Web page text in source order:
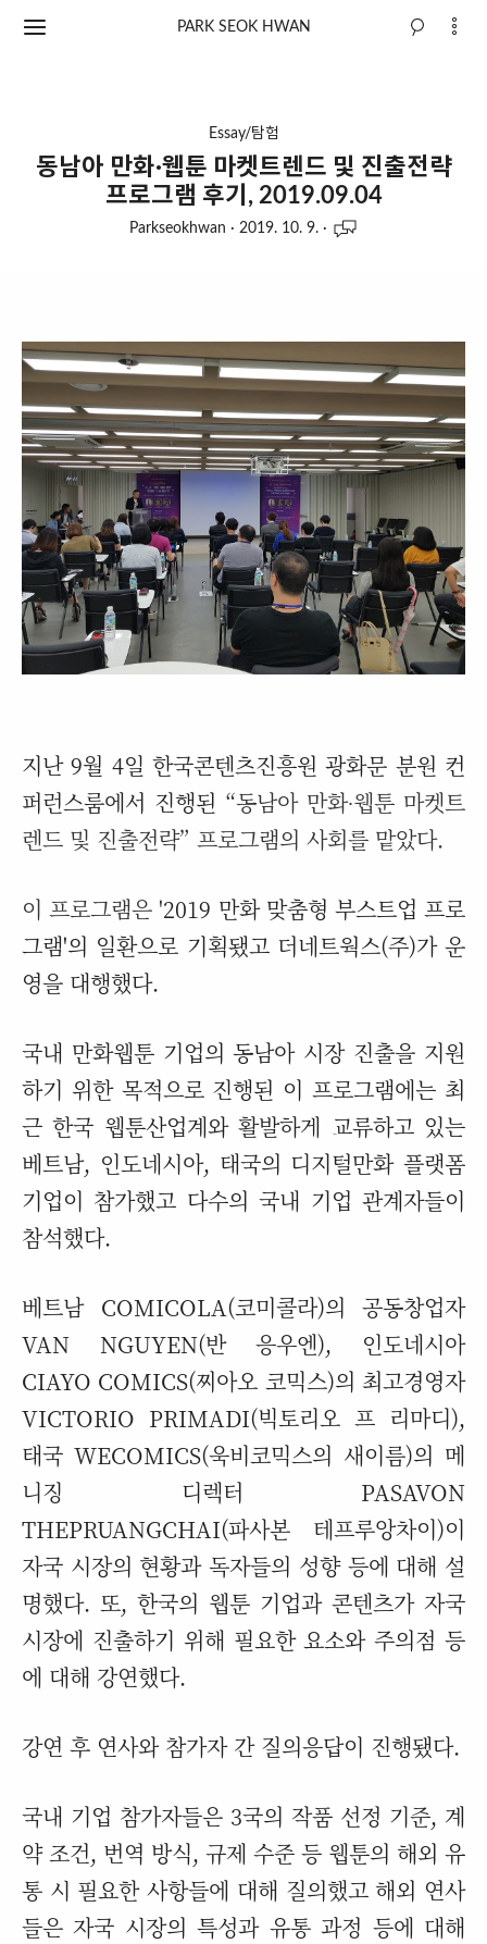
PARK SEOK HWAN
Essay/탐험
동남아 만화∙웹툰 마켓트렌드 및 진출전략
프로그램 후기, 2019.09.04
Parkseokhwan · 2019. 10. 9. ·
지난 9월 4일 한국콘텐츠진흥원 광화문 분원 컨
퍼런스룸에서 진행된 “동남아 만화∙웹툰 마켓트
렌드 및 진출전략” 프로그램의 사회를 맡았다.
이 프로그램은 '2019 만화 맞춤형 부스트업 프로
그램'의 일환으로 기획됐고 더네트웍스(주)가 운
영을 대행했다.
국내 만화웹툰 기업의 동남아 시장 진출을 지원
하기 위한 목적으로 진행된 이 프로그램에는 최
근 한국 웹툰산업계와 활발하게 교류하고 있는
베트남, 인도네시아, 태국의 디지털만화 플랫폼
기업이 참가했고 다수의 국내 기업 관계자들이
참석했다.
베트남 COMICOLA(코미콜라)의 공동창업자
VAN NGUYEN(반 응우엔), 인도네시아
CIAYO COMICS(찌아오 코믹스)의 최고경영자
VICTORIO PRIMADI(빅토리오 프 리마디),
태국 WECOMICS(욱비코믹스의 새이름)의 메
니징 디렉터 PASAVON
THEPRUANGCHAI(파사본 테프루앙차이)이
자국 시장의 현황과 독자들의 성향 등에 대해 설
명했다. 또, 한국의 웹툰 기업과 콘텐츠가 자국
시장에 진출하기 위해 필요한 요소와 주의점 등
에 대해 강연했다.
강연 후 연사와 참가자 간 질의응답이 진행됐다.
국내 기업 참가자들은 3국의 작품 선정 기준, 계
약 조건, 번역 방식, 규제 수준 등 웹툰의 해외 유
통 시 필요한 사항들에 대해 질의했고 해외 연사
들은 자국 시장의 특성과 유통 과정 등에 대해